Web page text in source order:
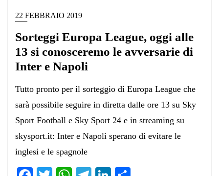
22 FEBBRAIO 2019
Sorteggi Europa League, oggi alle
13 si conosceremo le avversarie di
Inter e Napoli
Tutto pronto per il sorteggio di Europa League che
sarà possibile seguire in diretta dalle ore 13 su Sky
Sport Football e Sky Sport 24 e in streaming su
skysport.it: Inter e Napoli sperano di evitare le
inglesi e le spagnole